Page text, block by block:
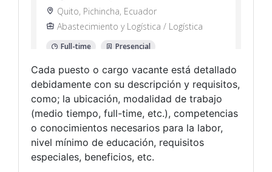
Cada puesto o cargo vacante está detallado
debidamente con su descripción y requisitos,
como; la ubicación, modalidad de trabajo
(medio tiempo, full-time, etc.), competencias
o conocimientos necesarios para la labor,
nivel mínimo de educación, requisitos
especiales, beneficios, etc.